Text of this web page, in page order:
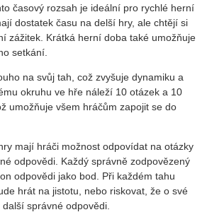
časový rozsah je ideální pro rychlé herní
dostatek času na delší hry, ale chtějí si
zážitek. Krátká herní doba také umožňuje
setkání.
na svůj tah, což zvyšuje dynamiku a
okruhu ve hře náleží 10 otázek a 10
umožňuje všem hráčům zapojit se do
mají hráči možnost odpovídat na otázky
odpovědi. Každý správně zodpovězený
odpovědi jako bod. Při každém tahu
hrát na jistotu, nebo riskovat, že o své
správné odpovědi.